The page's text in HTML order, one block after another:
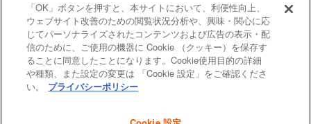
お問い合わせ サイトポリシー
「OK」ボタンを押すと、本サイトにおいて、利便性向上、
ウェブサイト改善のための閲覧状況分析や、興味・関心に応
じてパーソナライズされたコンテンツおよび広告の表示・配
信のために、ご使用の機器に Cookie （クッキー）を保存す
ることに同意したことになります。Cookie使用目的の詳細
や種類、また設定の変更は 「Cookie 設定」をご確認くださ
い。
プライバシーポリシー